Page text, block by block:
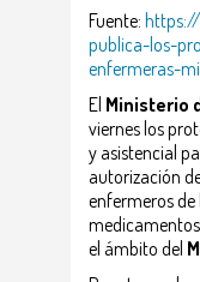
Fuente:
publica-los-
enfermeras-
El Ministerio
viernes los
y asistencial
autorización
enfermeros de
el ámbito del